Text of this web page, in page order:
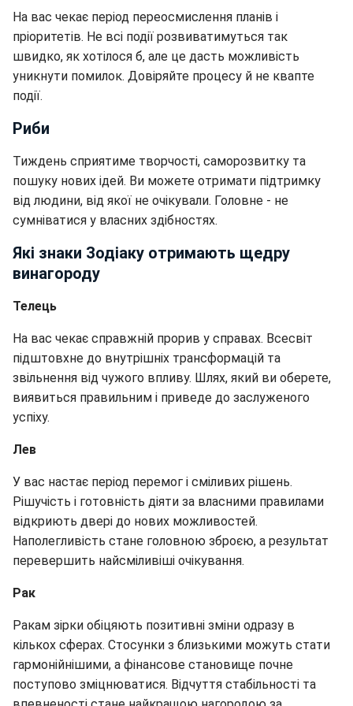
На вас чекає період переосмислення планів і
пріоритетів. Не всі події розвиватимуться так
швидко, як хотілося б, але це дасть можливість
уникнути помилок. Довіряйте процесу й не квапте
події.
Риби
Тиждень сприятиме творчості, саморозвитку та
пошуку нових ідей. Ви можете отримати підтримку
від людини, від якої не очікували. Головне - не
сумніватися у власних здібностях.
Які знаки Зодіаку отримають щедру
винагороду
Телець
На вас чекає справжній прорив у справах. Всесвіт
підштовхне до внутрішніх трансформацій та
звільнення від чужого впливу. Шлях, який ви оберете,
виявиться правильним і приведе до заслуженого
успіху.
Лев
У вас настає період перемог і сміливих рішень.
Рішучість і готовність діяти за власними правилами
відкриють двері до нових можливостей.
Наполегливість стане головною зброєю, а результат
перевершить найсміливіші очікування.
Рак
Ракам зірки обіцяють позитивні зміни одразу в
кількох сферах. Стосунки з близькими можуть стати
гармонійнішими, а фінансове становище почне
поступово зміцнюватися. Відчуття стабільності та